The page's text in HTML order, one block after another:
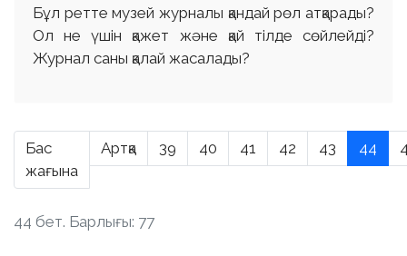
Бұл ретте музей журналы қандай рөл атқарады?
Ол не үшін қажет және қай тілде сөйлейді?
Журнал саны қалай жасалады?
Бас
жағына
Артқа 39 40 41 42 43 44
44 бет. Барлығы: 77